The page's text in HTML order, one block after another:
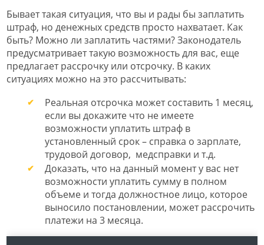
Бывает такая ситуация, что вы и рады бы заплатить
штраф, но денежных средств просто нахватает. Как
быть? Можно ли заплатить частями? Законодатель
предусматривает такую возможность для вас, еще
предлагает рассрочку или отсрочку. В каких
ситуациях можно на это рассчитывать:
Реальная отсрочка может составить 1 месяц,
если вы докажите что не имеете
возможности уплатить штраф в
установленный срок – справка о зарплате,
трудовой договор, медсправки и т.д.
Доказать, что на данный момент у вас нет
возможности уплатить сумму в полном
объеме и тогда должностное лицо, которое
выносило постановлении, может рассрочить
платежи на 3 месяца.